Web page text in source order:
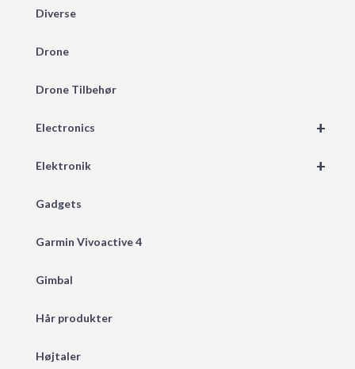
Diverse
Drone
Drone Tilbehør
+
Electronics
+
Elektronik
Gadgets
Garmin Vivoactive 4
Gimbal
Hår produkter
Højtaler